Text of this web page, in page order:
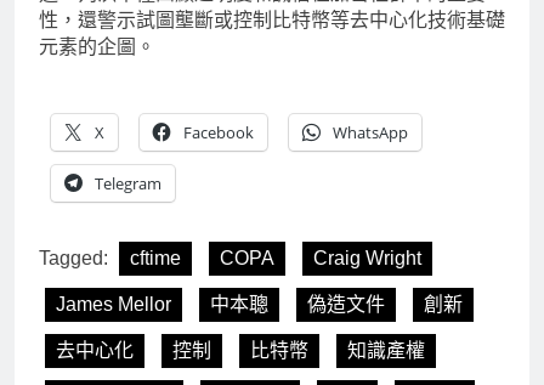
性，還警示試圖壟斷或控制比特幣等去中心化技術基礎
元素的企圖。
X Facebook WhatsApp
Telegram
Tagged: cftime COPA Craig Wright
James Mellor 中本聰 偽造文件 創新
去中心化 控制 比特幣 知識產權